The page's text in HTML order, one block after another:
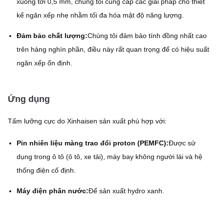
kế ngăn xếp nhẹ nhằm tối đa hóa mật độ năng lượng.
Đảm bảo chất lượng:Chúng tôi đảm bảo tính đồng nhất cao
trên hàng nghìn phần, điều này rất quan trọng để có hiệu suất
ngăn xếp ổn định.
Ứng dụng
Tấm lưỡng cực do Xinhaisen sản xuất phù hợp với:
Pin nhiên liệu màng trao đổi proton (PEMFC):Được sử
dụng trong ô tô (ô tô, xe tải), máy bay không người lái và hệ
thống điện cố định.
Máy điện phân nước:Để sản xuất hydro xanh.